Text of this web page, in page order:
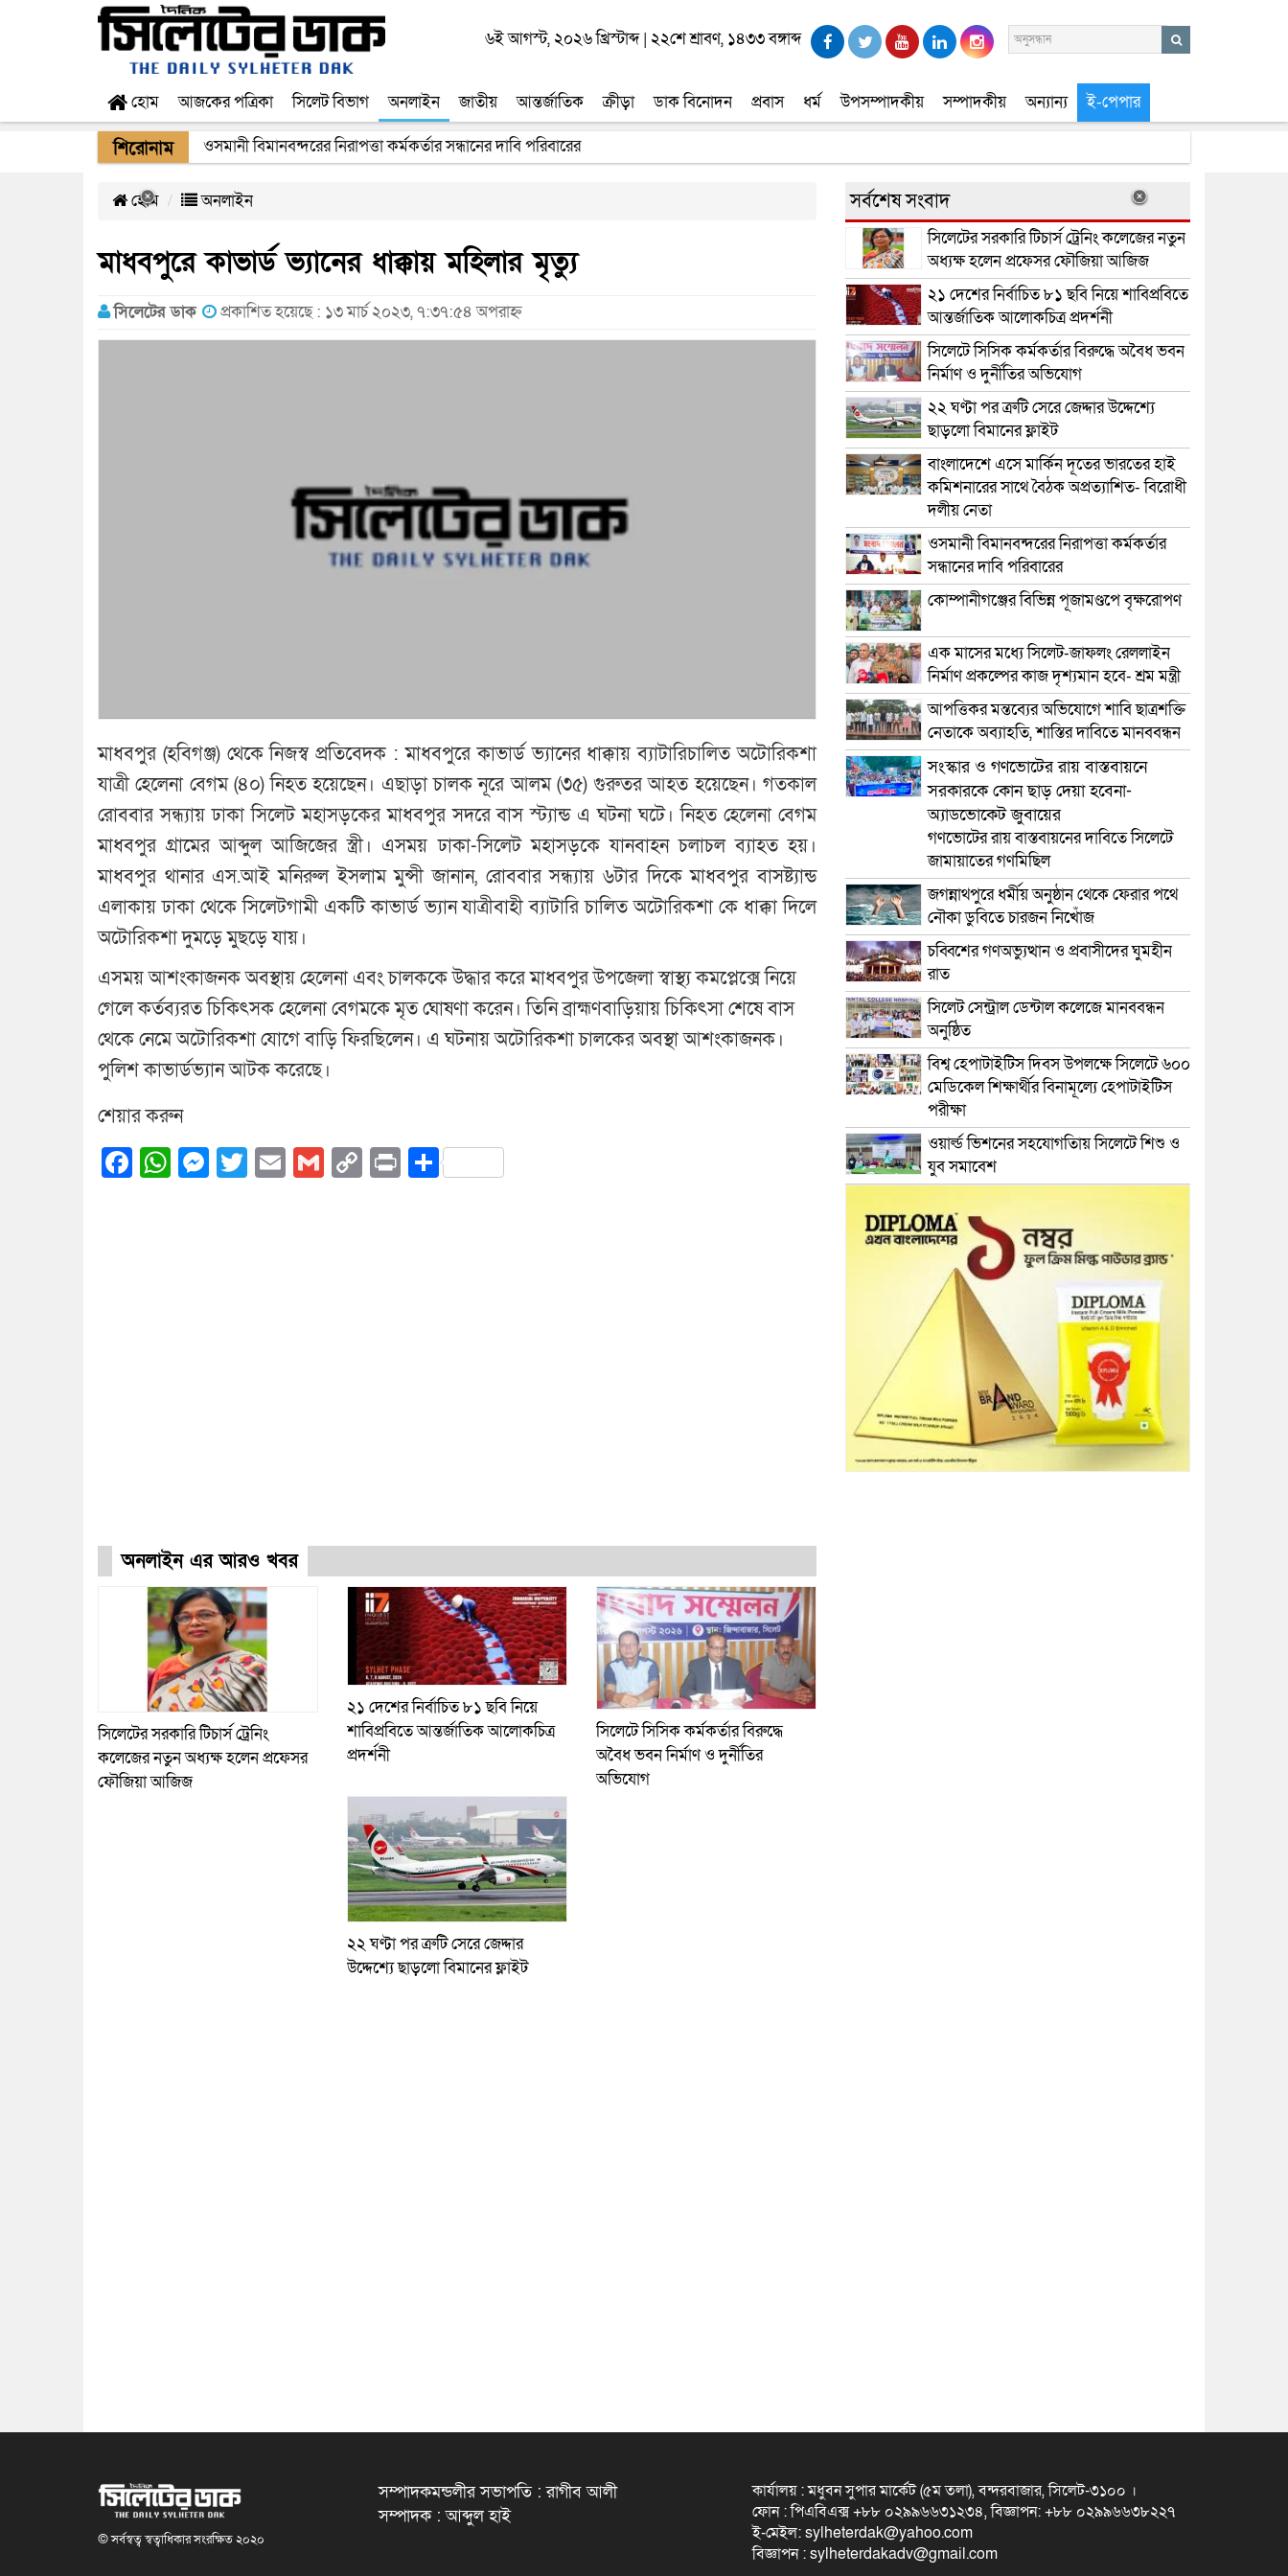
৬ই আগস্ট, ২০২৬ খ্রিস্টাব্দ| ২২শে শ্রাবণ, ১৪৩৩ বঙ্গাব্দ
হোম আজকের পত্রিকা সিলেট বিভাগ অনলাইন জাতীয় আন্তর্জাতিক ক্রীড়া ডাক বিনোদন প্রবাস ধর্ম উপসম্পাদকীয় সম্পাদকীয় অন্যান্য ই-পেপার
শিরোনাম ওসমানী বিমানবন্দরের নিরাপত্তা কর্মকর্তার সন্ধানের দাবি পরিবারের
হোম অনলাইন
মাধবপুরে কাভার্ড ভ্যানের ধাক্কায় মহিলার মৃত্যু
সিলেটের ডাক প্রকাশিত হয়েছে : ১৩ মার্চ ২০২৩, ৭:৩৭:৫৪ অপরাহ্ন
মাধবপুর (হবিগঞ্জ) থেকে নিজস্ব প্রতিবেদক : মাধবপুরে কাভার্ড ভ্যানের ধাক্কায় ব্যাটারিচালিত অটোরিকশা
যাত্রী হেলেনা বেগম (৪০) নিহত হয়েছেন। এছাড়া চালক নূরে আলম (৩৫) গুরুতর আহত হয়েছেন। গতকাল
রোববার সন্ধ্যায় ঢাকা সিলেট মহাসড়কের মাধবপুর সদরে বাস স্ট্যান্ড এ ঘটনা ঘটে। নিহত হেলেনা বেগম
মাধবপুর গ্রামের আব্দুল আজিজের স্ত্রী। এসময় ঢাকা-সিলেট মহাসড়কে যানবাহন চলাচল ব্যাহত হয়।
মাধবপুর থানার এস.আই মনিরুল ইসলাম মুন্সী জানান, রোববার সন্ধ্যায় ৬টার দিকে মাধবপুর বাসষ্ট্যান্ড
এলাকায় ঢাকা থেকে সিলেটগামী একটি কাভার্ড ভ্যান যাত্রীবাহী ব্যাটারি চালিত অটোরিকশা কে ধাক্কা দিলে
অটোরিকশা দুমড়ে মুছড়ে যায়।
এসময় আশংকাজনক অবস্থায় হেলেনা এবং চালককে উদ্ধার করে মাধবপুর উপজেলা স্বাস্থ্য কমপ্লেক্সে নিয়ে
গেলে কর্তব্যরত চিকিৎসক হেলেনা বেগমকে মৃত ঘোষণা করেন। তিনি ব্রাহ্মণবাড়িয়ায় চিকিৎসা শেষে বাস
থেকে নেমে অটোরিকশা যোগে বাড়ি ফিরছিলেন। এ ঘটনায় অটোরিকশা চালকের অবস্থা আশংকাজনক।
পুলিশ কাভার্ডভ্যান আটক করেছে।
শেয়ার করুন
Facebook
WhatsApp
Messenger
Twitter
EmailGmailCopy
PrintShare
অনলাইন এর আরও খবর
সিলেটের সরকারি টিচার্স ট্রেনিং
কলেজের নতুন অধ্যক্ষ হলেন প্রফেসর
ফৌজিয়া আজিজ
২১ দেশের নির্বাচিত ৮১ ছবি নিয়ে
শাবিপ্রবিতে আন্তর্জাতিক আলোকচিত্র
প্রদর্শনী
সিলেটে সিসিক কর্মকর্তার বিরুদ্ধে
অবৈধ ভবন নির্মাণ ও দুর্নীতির
অভিযোগ
২২ ঘণ্টা পর ত্রুটি সেরে জেদ্দার
উদ্দেশ্যে ছাড়লো বিমানের ফ্লাইট
সর্বশেষ সংবাদ
সিলেটের সরকারি টিচার্স ট্রেনিং কলেজের নতুন
অধ্যক্ষ হলেন প্রফেসর ফৌজিয়া আজিজ
২১ দেশের নির্বাচিত ৮১ ছবি নিয়ে শাবিপ্রবিতে
আন্তর্জাতিক আলোকচিত্র প্রদর্শনী
সিলেটে সিসিক কর্মকর্তার বিরুদ্ধে অবৈধ ভবন
নির্মাণ ও দুর্নীতির অভিযোগ
২২ ঘণ্টা পর ত্রুটি সেরে জেদ্দার উদ্দেশ্যে
ছাড়লো বিমানের ফ্লাইট
বাংলাদেশে এসে মার্কিন দূতের ভারতের হাই
কমিশনারের সাথে বৈঠক অপ্রত্যাশিত- বিরোধী
দলীয় নেতা
ওসমানী বিমানবন্দরের নিরাপত্তা কর্মকর্তার
সন্ধানের দাবি পরিবারের
কোম্পানীগঞ্জের বিভিন্ন পূজামণ্ডপে বৃক্ষরোপণ
এক মাসের মধ্যে সিলেট-জাফলং রেললাইন
নির্মাণ প্রকল্পের কাজ দৃশ্যমান হবে- শ্রম মন্ত্রী
আপত্তিকর মন্তব্যের অভিযোগে শাবি ছাত্রশক্তি
নেতাকে অব্যাহতি, শাস্তির দাবিতে মানববন্ধন
সংস্কার ও গণভোটের রায় বাস্তবায়নে
সরকারকে কোন ছাড় দেয়া হবেনা-
অ্যাডভোকেট জুবায়ের
গণভোটের রায় বাস্তবায়নের দাবিতে সিলেটে
জামায়াতের গণমিছিল
জগন্নাথপুরে ধর্মীয় অনুষ্ঠান থেকে ফেরার পথে
নৌকা ডুবিতে চারজন নিখোঁজ
চব্বিশের গণঅভ্যুত্থান ও প্রবাসীদের ঘুমহীন
রাত
সিলেট সেন্ট্রাল ডেন্টাল কলেজে মানববন্ধন
অনুষ্ঠিত
বিশ্ব হেপাটাইটিস দিবস উপলক্ষে সিলেটে ৬০০
মেডিকেল শিক্ষার্থীর বিনামূল্যে হেপাটাইটিস
পরীক্ষা
ওয়ার্ল্ড ভিশনের সহযোগতিায় সিলেটে শিশু ও
যুব সমাবেশ
© সর্বস্বত্ব স্বত্বাধিকার সংরক্ষিত ২০২০
সম্পাদকমন্ডলীর সভাপতি : রাগীব আলী
সম্পাদক : আব্দুল হাই
কার্যালয় : মধুবন সুপার মার্কেট (৫ম তলা), বন্দরবাজার, সিলেট-৩১০০ ।
ফোন : পিএবিএক্স +৮৮ ০২৯৯৬৬৩১২৩৪, বিজ্ঞাপন: +৮৮ ০২৯৯৬৬৩৮২২৭
ই-মেইল: sylheterdak@yahoo.com
বিজ্ঞাপন : sylheterdakadv@gmail.com